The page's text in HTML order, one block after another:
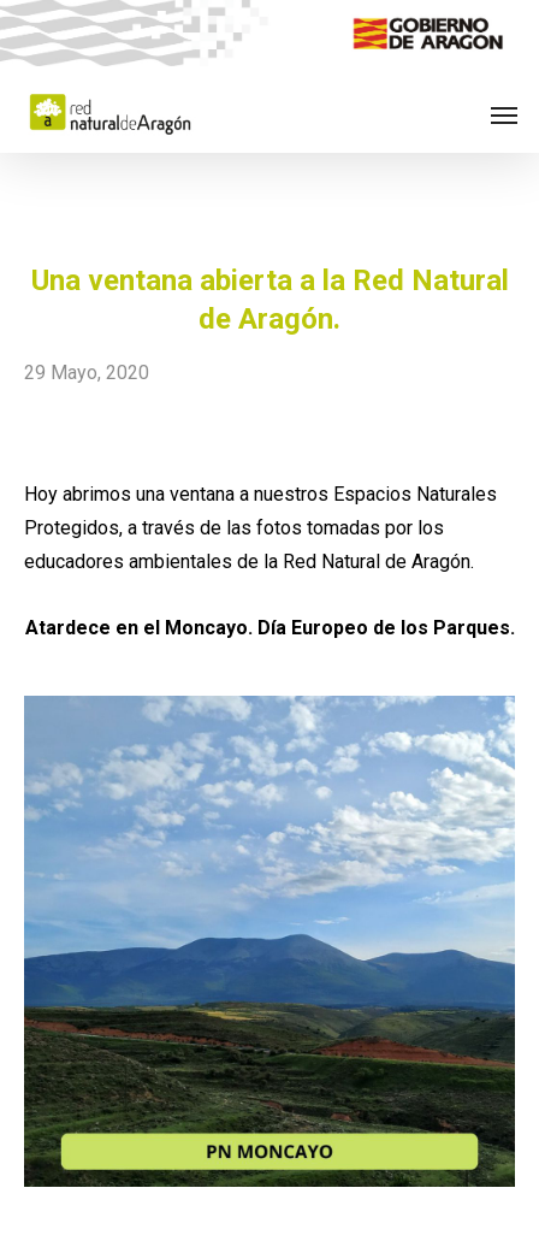
Skip
to
content
Una ventana abierta a la Red Natural
de Aragón.
29 Mayo, 2020
Hoy abrimos una ventana a nuestros Espacios Naturales
Protegidos, a través de las fotos tomadas por los
educadores ambientales de la Red Natural de Aragón.
Atardece en el Moncayo. Día Europeo de los Parques.